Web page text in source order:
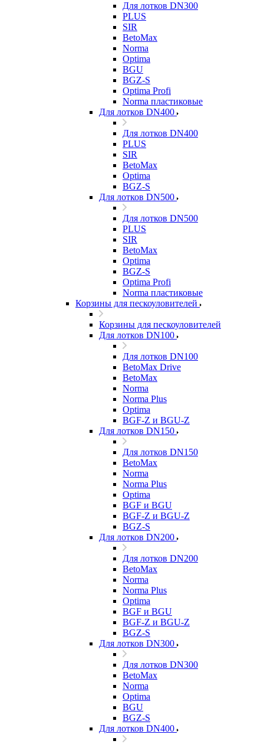
Для лотков DN300
PLUS
SIR
BetoMax
Norma
Optima
BGU
BGZ-S
Optima Profi
Norma пластиковые
Для лотков DN400
Для лотков DN400
PLUS
SIR
BetoMax
Optima
BGZ-S
Для лотков DN500
Для лотков DN500
PLUS
SIR
BetoMax
Optima
BGZ-S
Optima Profi
Norma пластиковые
Корзины для пескоуловителей
Корзины для пескоуловителей
Для лотков DN100
Для лотков DN100
BetoMax Drive
BetoMax
Norma
Norma Plus
Optima
BGF-Z и BGU-Z
Для лотков DN150
Для лотков DN150
BetoMax
Norma
Norma Plus
Optima
BGF и BGU
BGF-Z и BGU-Z
BGZ-S
Для лотков DN200
Для лотков DN200
BetoMax
Norma
Norma Plus
Optima
BGF и BGU
BGF-Z и BGU-Z
BGZ-S
Для лотков DN300
Для лотков DN300
BetoMax
Norma
Optima
BGU
BGZ-S
Для лотков DN400